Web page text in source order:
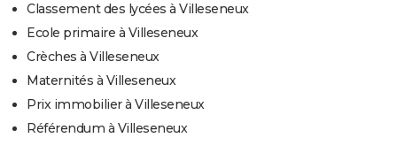
Classement des lycées à Villeseneux
Ecole primaire à Villeseneux
Crèches à Villeseneux
Maternités à Villeseneux
Prix immobilier à Villeseneux
Référendum à Villeseneux